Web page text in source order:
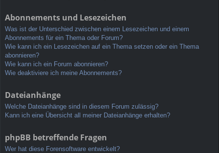
Abonnements und Lesezeichen
Was ist der Unterschied zwischen einem Lesezeichen und einem
Abonnements für ein Thema oder Forum?
Wie kann ich ein Lesezeichen auf ein Thema setzen oder ein Thema
abonnieren?
Wie kann ich ein Forum abonnieren?
Wie deaktiviere ich meine Abonnements?
Dateianhänge
Welche Dateianhänge sind in diesem Forum zulässig?
Kann ich eine Übersicht all meiner Dateianhänge erhalten?
phpBB betreffende Fragen
Wer hat diese Forensoftware entwickelt?